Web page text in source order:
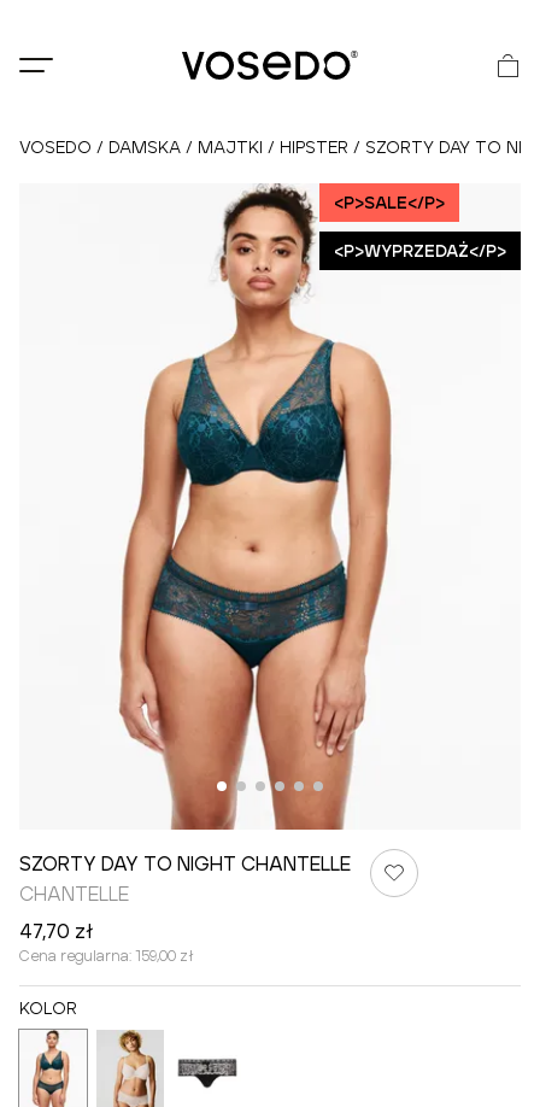
®
VOSEDO / DAMSKA / MAJTKI / HIPSTER / SZORTY DAY TO
<P>SALE</P>
<P>WYPRZEDAŻ</P>
SZORTY DAY TO NIGHT CHANTELLE
CHANTELLE
47,70 zł
Cena regularna: 159,00 zł
KOLOR